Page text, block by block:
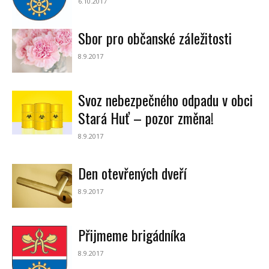
Sbor pro občanské záležitosti
8.9.2017
Svoz nebezpečného odpadu v obci
Stará Huť – pozor změna!
8.9.2017
Den otevřených dveří
8.9.2017
Přijmeme brigádníka
8.9.2017